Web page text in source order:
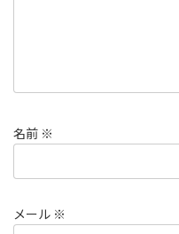
名前 ※
メール ※